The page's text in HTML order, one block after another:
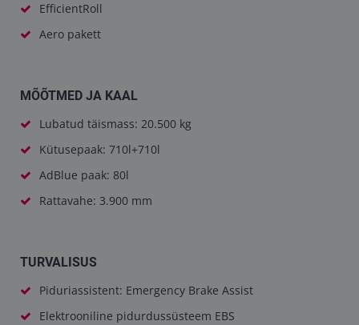
EfficientRoll
Aero pakett
MÕÕTMED JA KAAL
Lubatud täismass: 20.500 kg
Kütusepaak: 710l+710l
AdBlue paak: 80l
Rattavahe: 3.900 mm
TURVALISUS
Piduriassistent: Emergency Brake Assist
Elektrooniline pidurdussüsteem EBS